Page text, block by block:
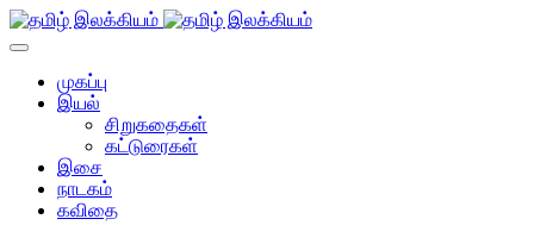
முகப்பு
இயல்
சிறுகதைகள்
கட்டுரைகள்
இசை
நாடகம்
கவிதை